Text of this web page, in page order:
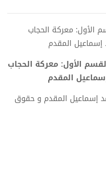
الأول: معركة الحجاب
الأول: معركة الحجاب
إسماعيل المقدم و حقوق